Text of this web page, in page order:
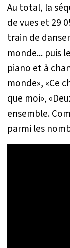
Au total, la
de vues et 29
train de
monde... puis
piano et à
monde», «Ce
que moi», «
ensemble.
parmi les